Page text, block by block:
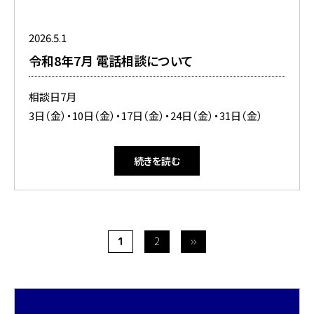
2026.5.1
令和8年7月 電話相談について
相談日7月
3日（金）・10日（金）・17日（金）・24日（金）・31日（金）
続きを読む
1 2 »